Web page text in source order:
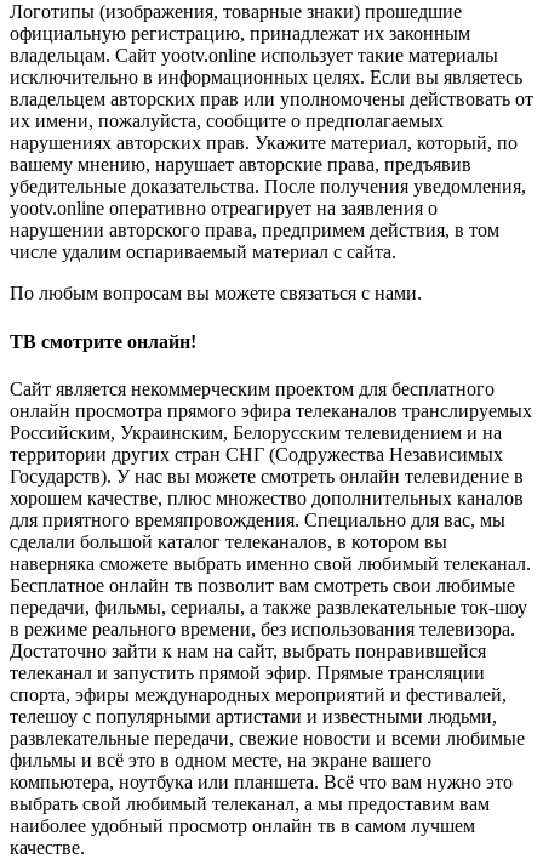
Логотипы (изображения, товарные знаки) прошедшие
официальную регистрацию, принадлежат их законным
владельцам. Сайт yootv.online использует такие материалы
исключительно в информационных целях. Если вы являетесь
владельцем авторских прав или уполномочены действовать от
их имени, пожалуйста, сообщите о предполагаемых
нарушениях авторских прав. Укажите материал, который, по
вашему мнению, нарушает авторские права, предъявив
убедительные доказательства. После получения уведомления,
yootv.online оперативно отреагирует на заявления о
нарушении авторского права, предпримем действия, в том
числе удалим оспариваемый материал с сайта.
По любым вопросам вы можете связаться с нами.
ТВ смотрите онлайн!
Сайт является некоммерческим проектом для бесплатного
онлайн просмотра прямого эфира телеканалов транслируемых
Российским, Украинским, Белорусским телевидением и на
территории других стран СНГ (Содружества Независимых
Государств). У нас вы можете смотреть онлайн телевидение в
хорошем качестве, плюс множество дополнительных каналов
для приятного времяпровождения. Специально для вас, мы
сделали большой каталог телеканалов, в котором вы
наверняка сможете выбрать именно свой любимый телеканал.
Бесплатное онлайн тв позволит вам смотреть свои любимые
передачи, фильмы, сериалы, а также развлекательные ток-шоу
в режиме реального времени, без использования телевизора.
Достаточно зайти к нам на сайт, выбрать понравившейся
телеканал и запустить прямой эфир. Прямые трансляции
спорта, эфиры международных мероприятий и фестивалей,
телешоу с популярными артистами и известными людьми,
развлекательные передачи, свежие новости и всеми любимые
фильмы и всё это в одном месте, на экране вашего
компьютера, ноутбука или планшета. Всё что вам нужно это
выбрать свой любимый телеканал, а мы предоставим вам
наиболее удобный просмотр онлайн тв в самом лучшем
качестве.